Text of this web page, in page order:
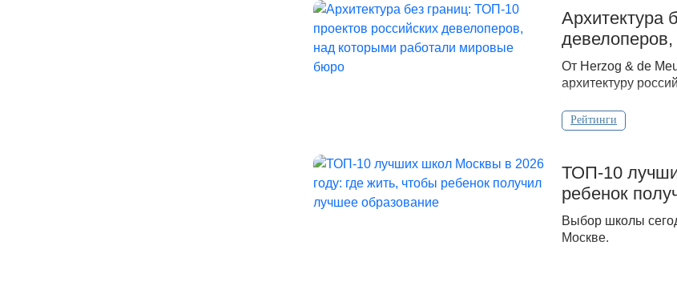
Архитектура
От Herzog & de
архитектуру
Рейтинги
ТОП-10
ребенок
Выбор школы
Москве.